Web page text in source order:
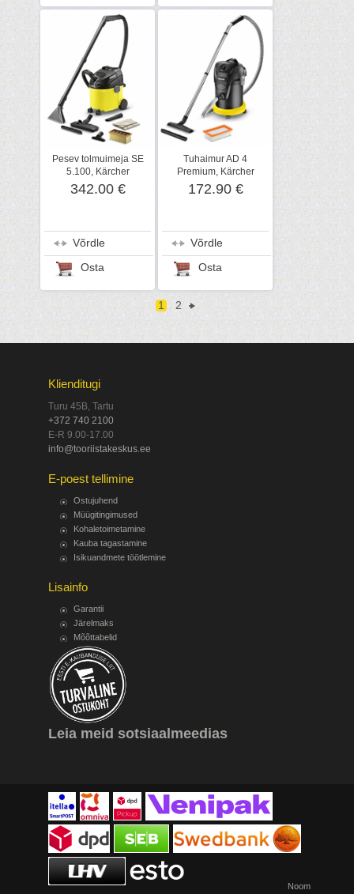
Pesev tolmuimeja SE
5.100, Kärcher
342.00 €
Võrdle
Osta
Tuhaimur AD 4
Premium, Kärcher
172.90 €
Võrdle
Osta
1 2
Klienditugi
Turu 45B, Tartu
+372 740 2100
E-R 9.00-17.00
info@tooriistakeskus.ee
E-poest tellimine
Ostujuhend
Müügitingimused
Kohaletoimetamine
Kauba tagastamine
Isikuandmete töötlemine
Lisainfo
Garantii
Järelmaks
Mõõttabelid
Leia meid sotsiaalmeedias
Noom